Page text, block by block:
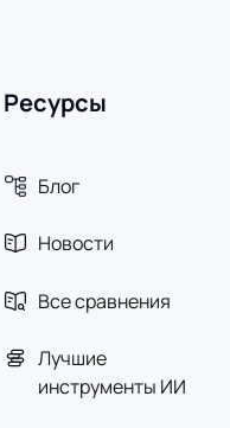
Ресурсы
Блог
Новости
Все сравнения
Лучшие
инструменты ИИ